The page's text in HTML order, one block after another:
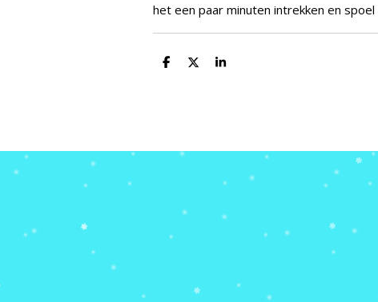
het een paar minuten intrekken en
D
D
S